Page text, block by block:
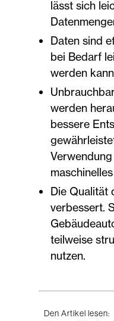
lässt sich
Daten sind
bei Bedarf
werden
werden
bessere
Die Qualität
verbessert.
teilweise
nutzen.
Den Artikel lesen: